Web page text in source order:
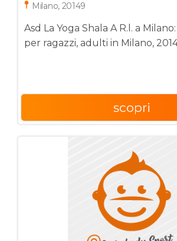
Milano, 20149
Asd La Yoga Shala A R.l. a
per ragazzi, adulti in Milano,
scopri